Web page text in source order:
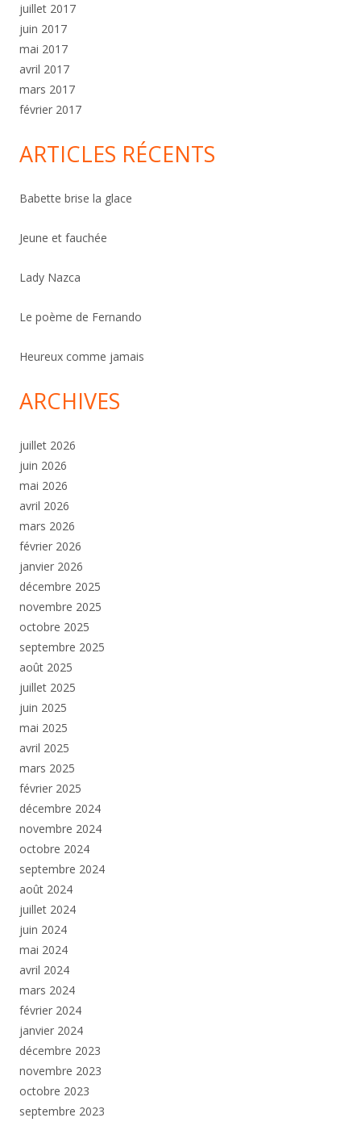
juillet 2017
juin 2017
mai 2017
avril 2017
mars 2017
février 2017
ARTICLES RÉCENTS
Babette brise la glace
Jeune et fauchée
Lady Nazca
Le poème de Fernando
Heureux comme jamais
ARCHIVES
juillet 2026
juin 2026
mai 2026
avril 2026
mars 2026
février 2026
janvier 2026
décembre 2025
novembre 2025
octobre 2025
septembre 2025
août 2025
juillet 2025
juin 2025
mai 2025
avril 2025
mars 2025
février 2025
décembre 2024
novembre 2024
octobre 2024
septembre 2024
août 2024
juillet 2024
juin 2024
mai 2024
avril 2024
mars 2024
février 2024
janvier 2024
décembre 2023
novembre 2023
octobre 2023
septembre 2023